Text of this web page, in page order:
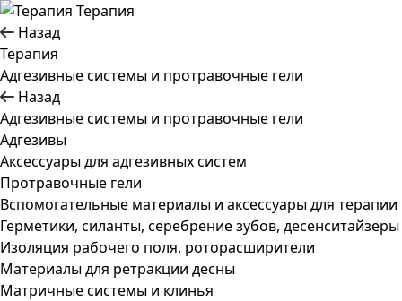
Терапия
Назад
Терапия
Адгезивные системы и протравочные гели
Назад
Адгезивные системы и протравочные гели
Адгезивы
Аксессуары для адгезивных систем
Протравочные гели
Вспомогательные материалы и аксессуары для терапии
Герметики, силанты, серебрение зубов, десенситайзеры
Изоляция рабочего поля, роторасширители
Материалы для ретракции десны
Матричные системы и клинья